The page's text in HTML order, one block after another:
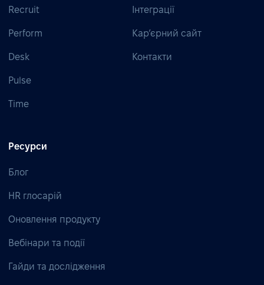
Recruit
Perform
Desk
Pulse
Time
Інтеграції
Кар’єрний сайт
Контакти
Ресурси
Блог
HR глосарій
Оновлення продукту
Вебінари та події
Гайди та дослідження